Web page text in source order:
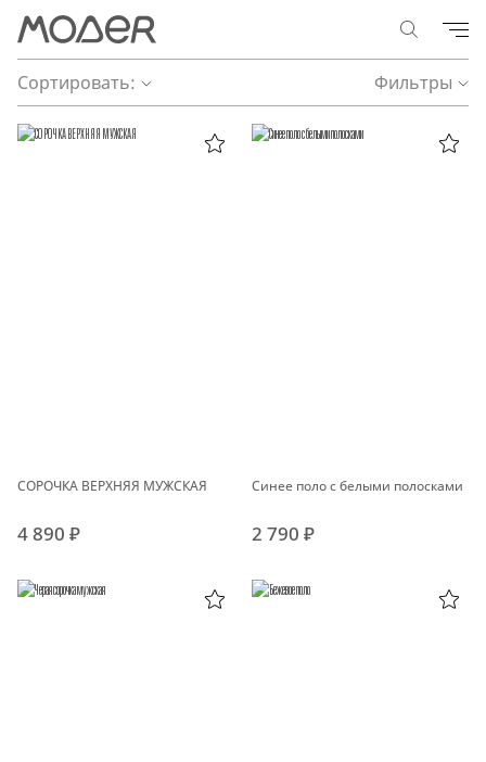
Сортировать: Фильтры
СОРОЧКА ВЕРХНЯЯ МУЖСКАЯ
4 890 ₽
Синее поло с белыми полосками
2 790 ₽